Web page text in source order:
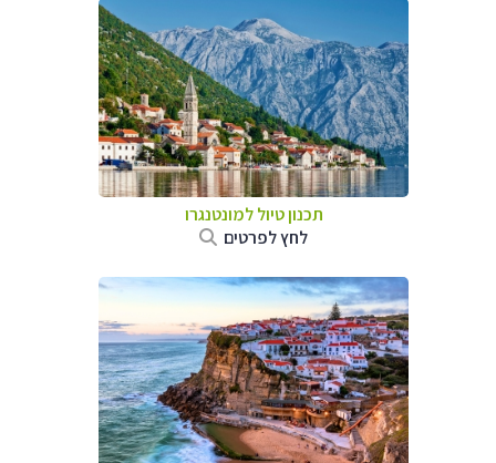
תכנון טיול למונטנגרו
לחץ לפרטים